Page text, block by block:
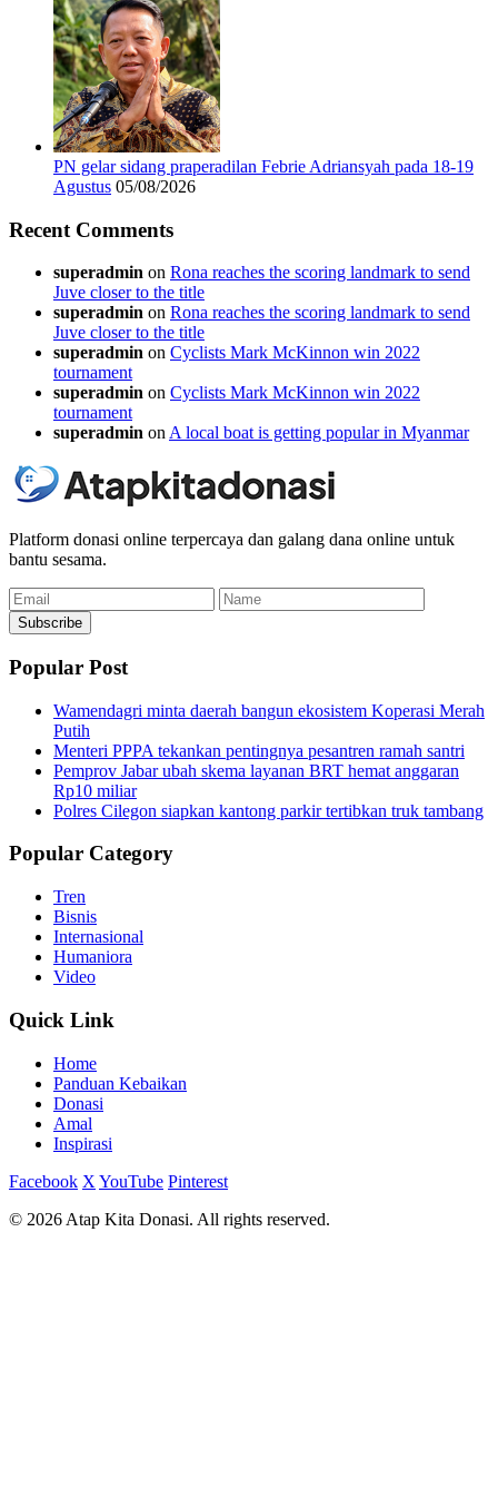
PN gelar sidang praperadilan Febrie Adriansyah pada 18-19
Agustus 05/08/2026
Recent Comments
superadmin on Rona reaches the scoring landmark to send
Juve closer to the title
superadmin on Rona reaches the scoring landmark to send
Juve closer to the title
superadmin on Cyclists Mark McKinnon win 2022
tournament
superadmin on Cyclists Mark McKinnon win 2022
tournament
superadmin on A local boat is getting popular in Myanmar
Platform donasi online terpercaya dan galang dana online untuk
bantu sesama.
Email
Name
Subscribe
Popular Post
Wamendagri minta daerah bangun ekosistem Koperasi Merah
Putih
Menteri PPPA tekankan pentingnya pesantren ramah santri
Pemprov Jabar ubah skema layanan BRT hemat anggaran
Rp10 miliar
Polres Cilegon siapkan kantong parkir tertibkan truk tambang
Popular Category
Tren
Bisnis
Internasional
Humaniora
Video
Quick Link
Home
Panduan Kebaikan
Donasi
Amal
Inspirasi
Facebook X YouTube Pinterest
© 2026 Atap Kita Donasi. All rights reserved.